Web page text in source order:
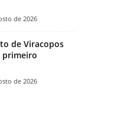
de 2026
de Viracopos
primeiro
de 2026